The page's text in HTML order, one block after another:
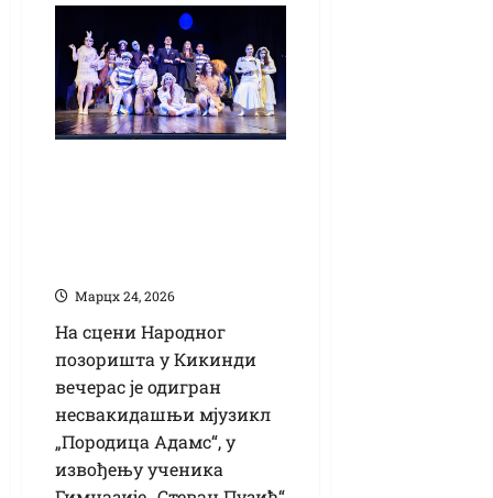
Марцх 24, 2026
На сцени Народног
позоришта у Кикинди
вечерас је одигран
несвакидашњи мјузикл
„Породица Адамс“, у
извођењу ученика